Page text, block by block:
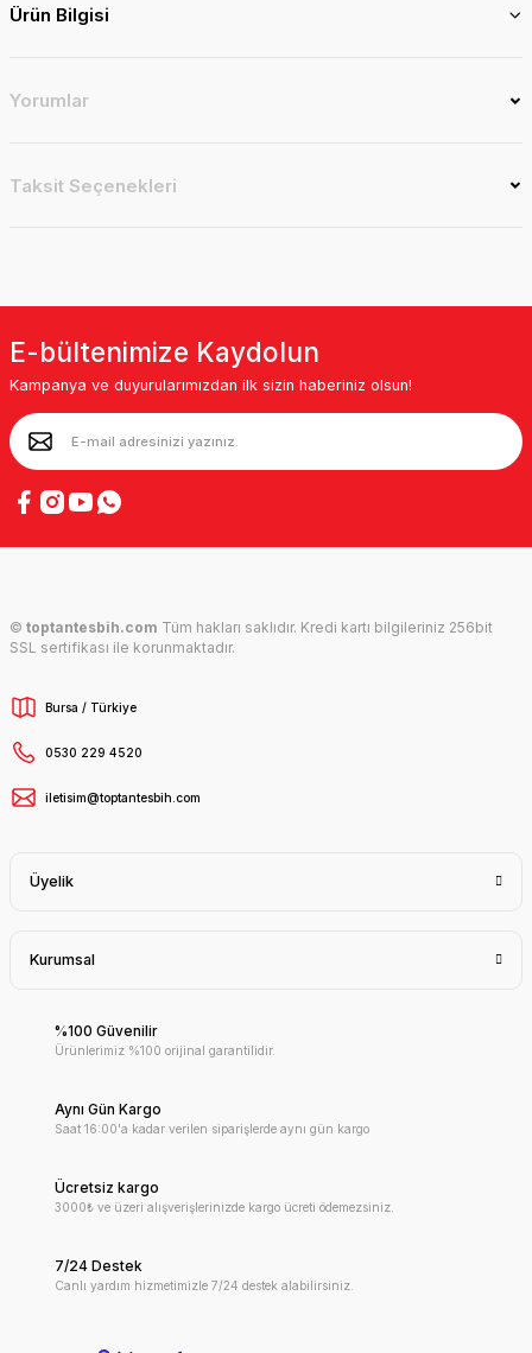
Ürün Bilgisi
Yorumlar
Taksit Seçenekleri
E-bültenimize Kaydolun
Kampanya ve duyurularımızdan ilk sizin haberiniz olsun!
© toptantesbih.com Tüm hakları saklıdır. Kredi kartı bilgileriniz 256bit
SSL sertifikası ile korunmaktadır.
Bursa / Türkiye
0530 229 4520
iletisim@toptantesbih.com
Üyelik
Kurumsal
%100 Güvenilir
Ürünlerimiz %100 orijinal garantilidir.
Aynı Gün Kargo
Saat 16:00'a kadar verilen siparişlerde aynı gün kargo
Ücretsiz kargo
3000₺ ve üzeri alışverişlerinizde kargo ücreti ödemezsiniz.
7/24 Destek
Canlı yardım hizmetimizle 7/24 destek alabilirsiniz.